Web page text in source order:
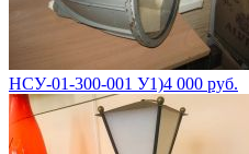
НСУ-01-300-001 У1)4 000 руб.